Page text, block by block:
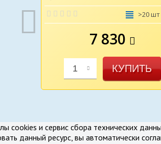
>20 шт
7 830
1 КУПИТЬ
В избранное В
cookies и сервис сбора технических
данный ресурс, вы автоматически